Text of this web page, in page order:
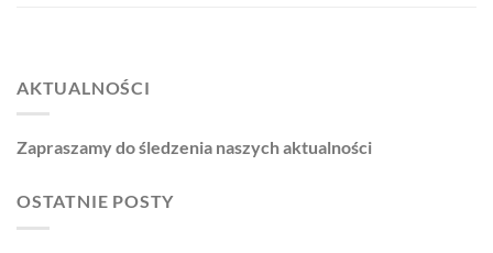
AKTUALNOŚCI
Zapraszamy do śledzenia naszych aktualności
OSTATNIE POSTY